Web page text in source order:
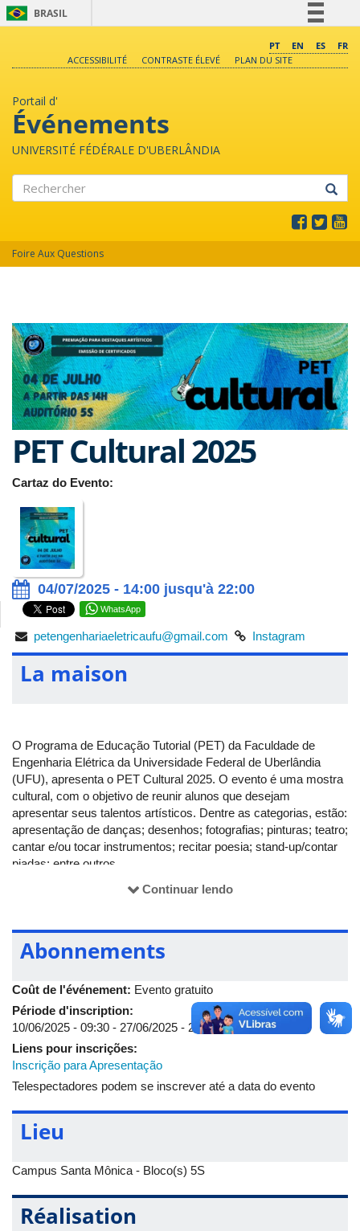
BRASIL
Comunica BR
PT EN ES
FR
ACCESSIBILITÉ
CONTRASTE ÉLEVÉ PLAN DU SITE
Portail d'
Événements
UNIVERSITÉ FÉDÉRALE D'UBERLÂNDIA
Foire Aux Questions
PET Cultural 2025
Cartaz do Evento:
04/07/2025 - 14:00 jusqu'à 22:00
WhatsApp
petengenhariaeletricaufu@gmail.com Instagram
La maison
O Programa de Educação Tutorial (PET) da Faculdade de
Engenharia Elétrica da Universidade Federal de Uberlândia
(UFU), apresenta o PET Cultural 2025. O evento é uma mostra
cultural, com o objetivo de reunir alunos que desejam
apresentar seus talentos artísticos. Dentre as categorias, estão:
apresentação de danças; desenhos; fotografias; pinturas; teatro;
cantar e/ou tocar instrumentos; recitar poesia; stand-up/contar
piadas; entre outros.
O PET Cultural contará com premiação para os três primeiros
no auditório 5S do Campus Santa Mônica.
Continuar lendo
Abonnements
Coût de l'événement: Evento gratuito
Période d'inscription:
10/06/2025 - 09:30 - 27/06/2025 - 23:59
Liens pour inscrições:
Inscrição para Apresentação
Telespectadores podem se inscrever até a data do evento
Lieu
Campus Santa Mônica - Bloco(s) 5S
Réalisation